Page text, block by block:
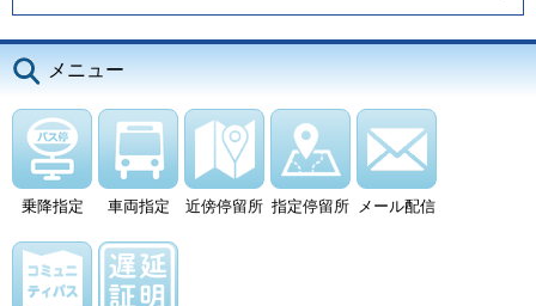
メニュー
乗降指定 車両指定 近傍停留所 指定停留所 メール配信